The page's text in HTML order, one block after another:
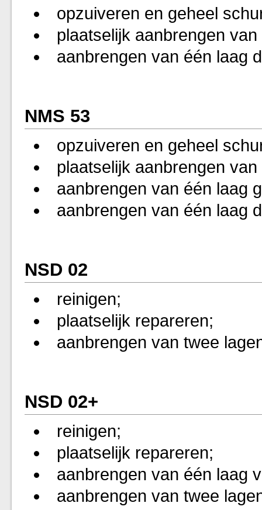
opzuiveren en geheel
plaatselijk aanbrengen
aanbrengen van één laag
NMS 53
opzuiveren en geheel
plaatselijk aanbrengen
aanbrengen van één laag
aanbrengen van één laag
NSD 02
reinigen;
plaatselijk repareren;
aanbrengen van twee
NSD 02+
reinigen;
plaatselijk repareren;
aanbrengen van één laag
aanbrengen van twee